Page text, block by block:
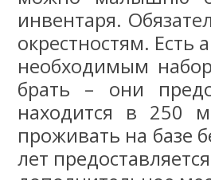
инвентаря.
окрестностям. Есть
необходимым
брать – они
находится в 250
проживать на базе
лет